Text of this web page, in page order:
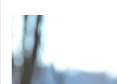
prispevajte k
hranjenjem.